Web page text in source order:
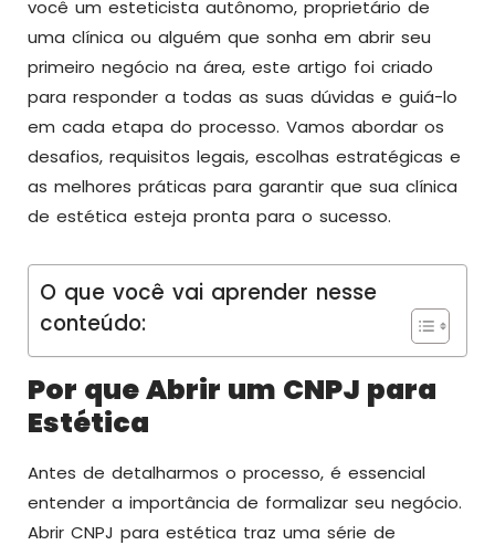
você um esteticista autônomo, proprietário de
uma clínica ou alguém que sonha em abrir seu
primeiro negócio na área, este artigo foi criado
para responder a todas as suas dúvidas e guiá-lo
em cada etapa do processo. Vamos abordar os
desafios, requisitos legais, escolhas estratégicas e
as melhores práticas para garantir que sua clínica
de estética esteja pronta para o sucesso.
O que você vai aprender nesse
conteúdo:
Por que Abrir um CNPJ para
Estética
Antes de detalharmos o processo, é essencial
entender a importância de formalizar seu negócio.
Abrir CNPJ para estética traz uma série de